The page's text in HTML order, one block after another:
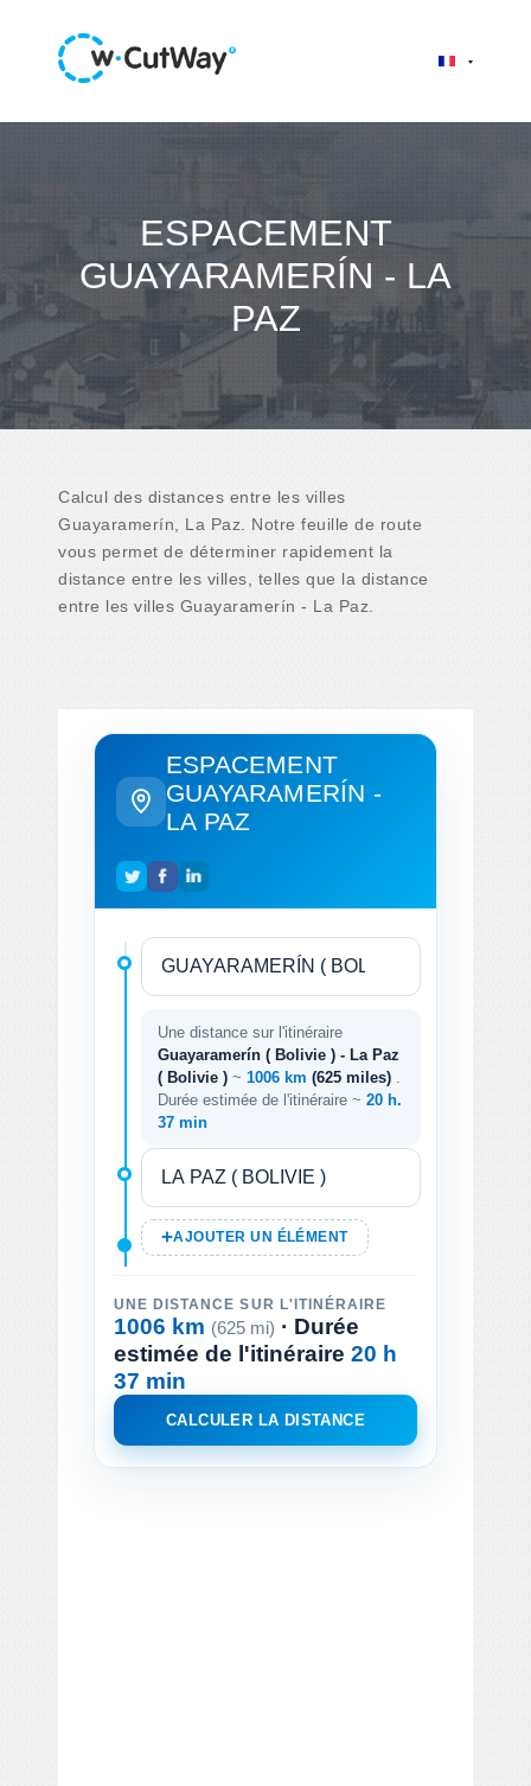
ESPACEMENT
GUAYARAMERÍN - LA
PAZ
Calcul des distances entre les villes
Guayaramerín, La Paz. Notre feuille de route
vous permet de déterminer rapidement la
distance entre les villes, telles que la distance
entre les villes Guayaramerín - La Paz.
ESPACEMENT
GUAYARAMERÍN -
LA PAZ
Une distance sur l'itinéraire
Guayaramerín ( Bolivie ) - La Paz
( Bolivie ) ~ 1006 km (625 miles)
Durée estimée de l'itinéraire ~ 20 h.
37 min
AJOUTER UN ÉLÉMENT
UNE DISTANCE SUR L'ITINÉRAIRE
1006 km (625 mi) · Durée
estimée de l'itinéraire 20 h
37 min
CALCULER LA DISTANCE